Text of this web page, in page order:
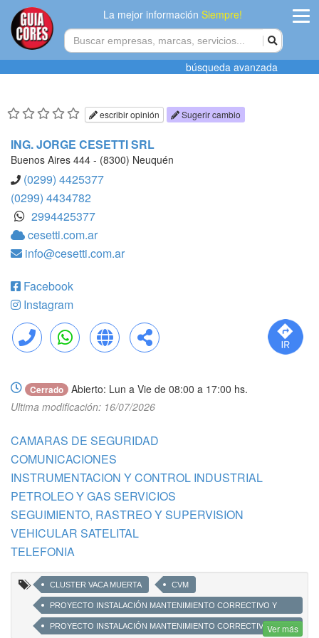
La mejor informaciónSiempre!
Agregar
búsqueda avanzada
escribir opinión Sugerir cambio
ING. JORGE CESETTI SRL
Buenos Aires 444 - (8300) Neuquén
(0299) 4425377
(0299) 4434782
2994425377
cesetti.com.ar
info@cesetti.com.ar
Facebook
Instagram
Llamar WhatsApp Web Compartir
Cerrado
Abierto: Lun a Vie de 08:00 a 17:00 hs.
Ultima modificación: 16/07/2026
CAMARAS DE SEGURIDAD
COMUNICACIONES
INSTRUMENTACION Y CONTROL INDUSTRIAL
PETROLEO Y GAS SERVICIOS
SEGUIMIENTO, RASTREO Y SUPERVISION
VEHICULAR SATELITAL
TELEFONIA
CLUSTER VACA MUERTA CVM
PROYECTO INSTALACIÓN MANTENIMIENTO CORRECTIVO Y
PREVENTIVO DE REDES DE RADIO DOS VÍAS
PROYECTO INSTALACIÓN MANTENIMIENTO CORRECTIVO YVer más